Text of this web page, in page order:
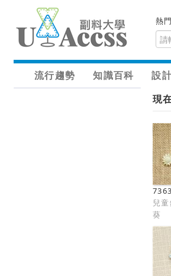
熱
流行趨勢 知識百科 設
現
7363
兒
葵